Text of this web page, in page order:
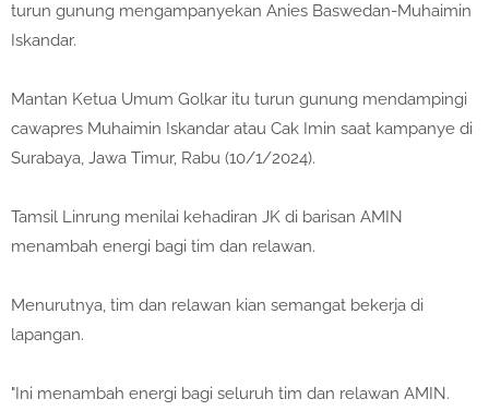
turun gunung mengampanyekan Anies Baswedan-Muhaimin
Iskandar.
Mantan Ketua Umum Golkar itu turun gunung mendampingi
cawapres Muhaimin Iskandar atau Cak Imin saat kampanye di
Surabaya, Jawa Timur, Rabu (10/1/2024).
Tamsil Linrung menilai kehadiran JK di barisan AMIN
menambah energi bagi tim dan relawan.
Menurutnya, tim dan relawan kian semangat bekerja di
lapangan.
"Ini menambah energi bagi seluruh tim dan relawan AMIN.